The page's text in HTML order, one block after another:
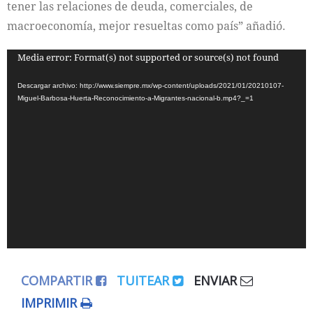
tener las relaciones de deuda, comerciales, de
macroeconomía, mejor resueltas como país” añadió.
Reproductor
vídeo
Media error: Format(s) not supported or source(s) not found
Descargar archivo: http://www.siempre.mx/wp-content/uploads/2021/01/20210107-
Miguel-Barbosa-Huerta-Reconocimiento-a-Migrantes-nacional-b.mp4?_=1
COMPARTIR TUITEAR
ENVIAR
IMPRIMIR